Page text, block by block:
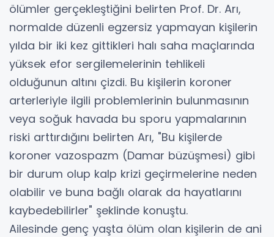
ölümler gerçekleştiğini belirten Prof. Dr. Arı,
normalde düzenli egzersiz yapmayan kişilerin
yılda bir iki kez gittikleri halı saha maçlarında
yüksek efor sergilemelerinin tehlikeli
olduğunun altını çizdi. Bu kişilerin koroner
arterleriyle ilgili problemlerinin bulunmasının
veya soğuk havada bu sporu yapmalarının
riski arttırdığını belirten Arı, "Bu kişilerde
koroner vazospazm (Damar büzüşmesi) gibi
bir durum olup kalp krizi geçirmelerine neden
olabilir ve buna bağlı olarak da hayatlarını
kaybedebilirler" şeklinde konuştu.
Ailesinde genç yaşta ölüm olan kişilerin de ani